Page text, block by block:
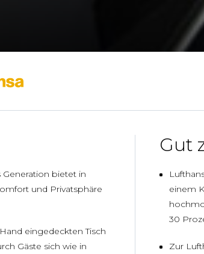
Generation bietet in
und Privatsphäre
eingedeckten Tisch
Gäste sich wie in
Gut
einem
30
Zur